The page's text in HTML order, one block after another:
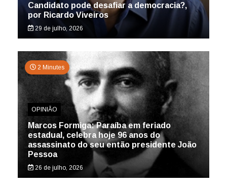
Candidato pode desafiar a democracia?,
por Ricardo Viveiros
29 de julho, 2026
2 Minutes
OPINIÃO
Marcos Formiga: Paraíba em feriado
estadual, celebra hoje 96 anos do
assassinato do seu então presidente João
Pessoa
26 de julho, 2026